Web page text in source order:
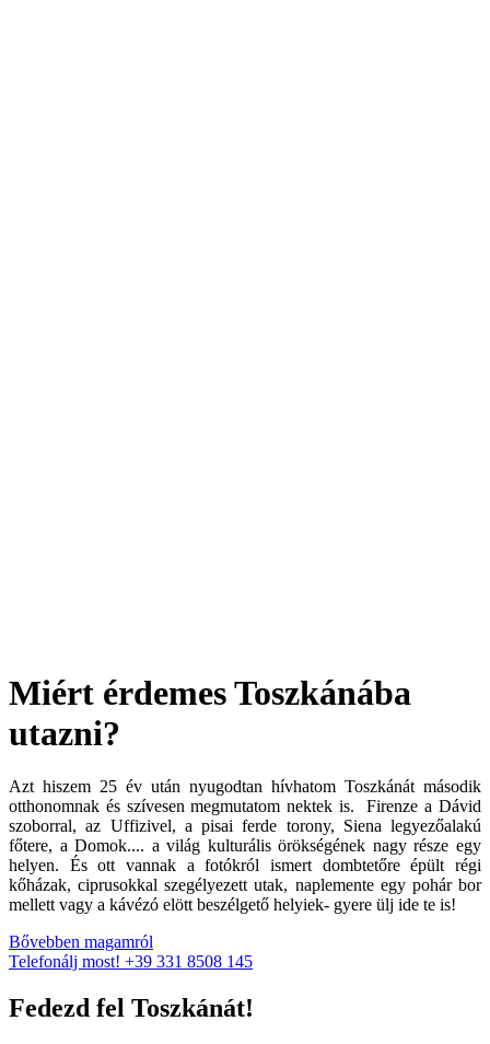
Miért érdemes Toszkánába
utazni?
Azt hiszem 25 év után nyugodtan hívhatom Toszkánát második
otthonomnak és szívesen megmutatom nektek is. Firenze a Dávid
szoborral, az Uffizivel, a pisai ferde torony, Siena legyezőalakú
főtere, a Domok.... a világ kulturális örökségének nagy része egy
helyen. És ott vannak a fotókról ismert dombtetőre épült régi
kőházak, ciprusokkal szegélyezett utak, naplemente egy pohár bor
mellett vagy a kávézó elött beszélgető helyiek- gyere ülj ide te is!
Bővebben magamról
Telefonálj most! +39 331 8508 145
Fedezd fel Toszkánát!